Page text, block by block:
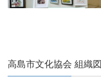
高島市文化協会 組織図